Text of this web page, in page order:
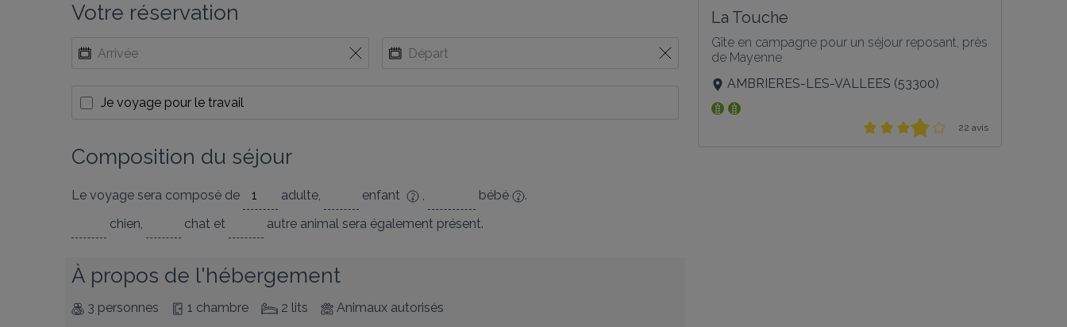
Votre réservation
Je voyage pour le travail
Composition du séjour
Le voyage sera composé de adulte, enfant , bébé
.
chien, chat et autre animal sera également présent.
À propos de l'hébergement
3 personnes 1 chambre 2 lits
Animaux autorisés
La Touche
Gîte en campagne pour un séjour reposant, près
de Mayenne
AMBRIERES-LES-VALLEES (53300)
22 avis